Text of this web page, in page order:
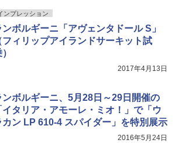
ンプレッション
ンボルギーニ「アヴェンタドール S」
フィリップアイランドサーキット試
2017年4月13日
ンボルギーニ、5月28日～29日開催の
イタリア・アモーレ・ミオ！」で「ウ
カン LP 610-4 スパイダー」を特別展示
2016年5月24日